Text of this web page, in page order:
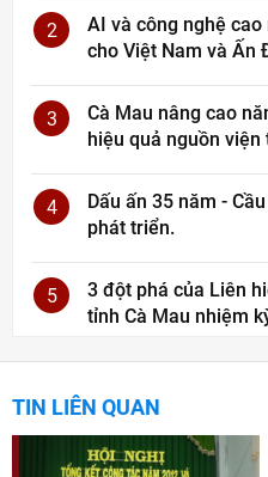
2
AI và công nghệ
cho Việt Nam và Ấn
3
Cà Mau nâng cao
hiệu quả nguồn viện
4
Dấu ấn 35 năm -
phát triển.
5
3 đột phá của Liên
tỉnh Cà Mau nhiệm
TIN LIÊN QUAN